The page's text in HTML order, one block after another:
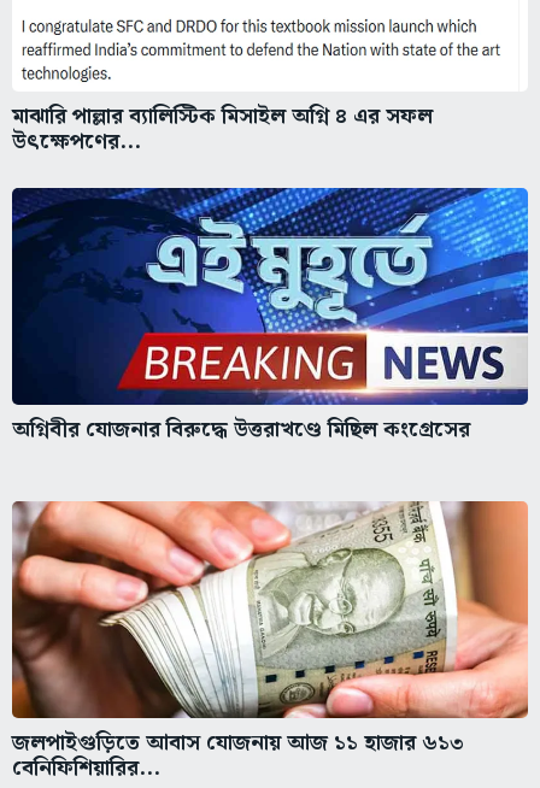
মাঝারি পাল্লার ব্যালিস্টিক মিসাইল অগ্নি ৪ এর সফল
উৎক্ষেপণের...
অগ্নিবীর যোজনার বিরুদ্ধে উত্তরাখণ্ডে মিছিল কংগ্রেসের
জলপাইগুড়িতে আবাস যোজনায় আজ ১১ হাজার ৬১৩
বেনিফিশিয়ারির...